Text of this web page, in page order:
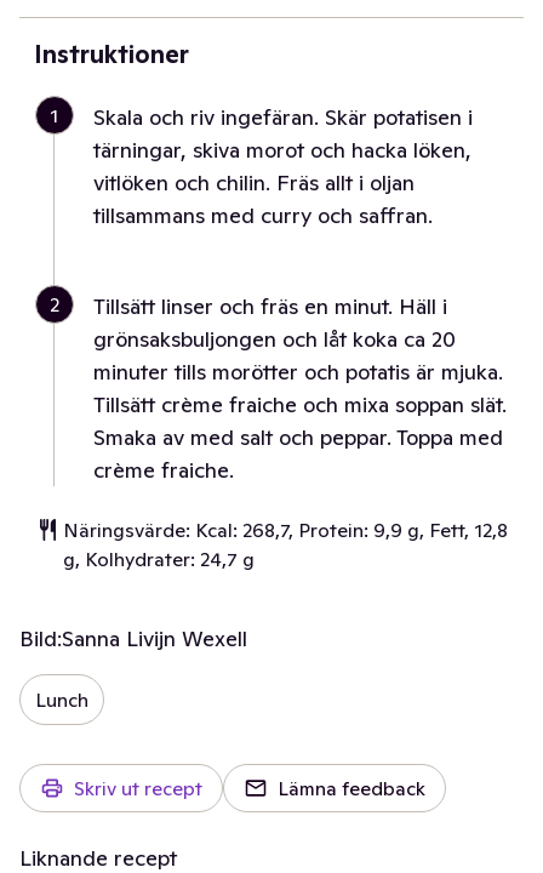
Instruktioner
1
Skala och riv ingefäran. Skär potatisen i
tärningar, skiva morot och hacka löken,
vitlöken och chilin. Fräs allt i oljan
tillsammans med curry och saffran.
2
Tillsätt linser och fräs en minut. Häll i
grönsaksbuljongen och låt koka ca 20
minuter tills morötter och potatis är mjuka.
Tillsätt crème fraiche och mixa soppan slät.
Smaka av med salt och peppar. Toppa med
crème fraiche.
Näringsvärde: Kcal: 268,7, Protein: 9,9 g, Fett, 12,8
g, Kolhydrater: 24,7 g
Bild:Sanna Livijn Wexell
Lunch
Skriv ut recept Lämna feedback
Liknande recept